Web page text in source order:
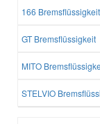
166 Bremsflüssigkeit
GT Bremsflüssigkeit
MITO
STELVIO
Mercedes
Mini